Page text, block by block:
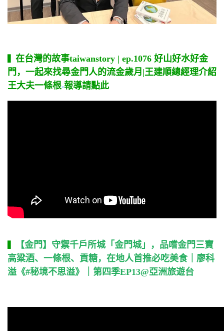
在台灣的故事taiwanstory | ep.1076 好山好水好金
門，一起來找尋金門人的流金歲月|王建順總經理介紹
王大夫一條根-報導請點此
【金門】守禦千戶所城「金門城」，品嚐金門三寶
高粱酒、一條根、貢糖，在地人首推必吃美食｜廖科
溢《#秘境不思溢》｜第四季EP13@亞洲旅遊台